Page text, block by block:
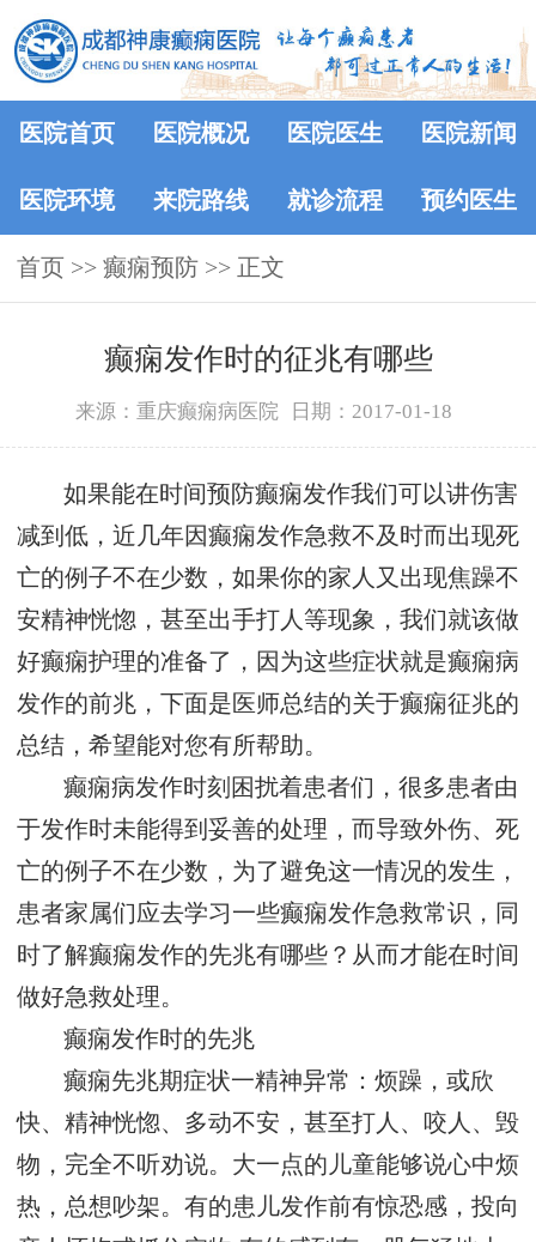
医院首页 医院概况 医院医生 医院新闻
医院环境 来院路线 就诊流程 预约医生
首页 >> 癫痫预防 >> 正文
癫痫发作时的征兆有哪些
来源：重庆癫痫病医院 日期：2017-01-18
如果能在时间预防癫痫发作我们可以讲伤害
减到低，近几年因癫痫发作急救不及时而出现死
亡的例子不在少数，如果你的家人又出现焦躁不
安精神恍惚，甚至出手打人等现象，我们就该做
好癫痫护理的准备了，因为这些症状就是癫痫病
发作的前兆，下面是医师总结的关于癫痫征兆的
总结，希望能对您有所帮助。
癫痫病发作时刻困扰着患者们，很多患者由
于发作时未能得到妥善的处理，而导致外伤、死
亡的例子不在少数，为了避免这一情况的发生，
患者家属们应去学习一些癫痫发作急救常识，同
时了解癫痫发作的先兆有哪些？从而才能在时间
做好急救处理。
癫痫发作时的先兆
癫痫先兆期症状一精神异常：烦躁，或欣
快、精神恍惚、多动不安，甚至打人、咬人、毁
物，完全不听劝说。大一点的儿童能够说心中烦
热，总想吵架。有的患儿发作前有惊恐感，投向